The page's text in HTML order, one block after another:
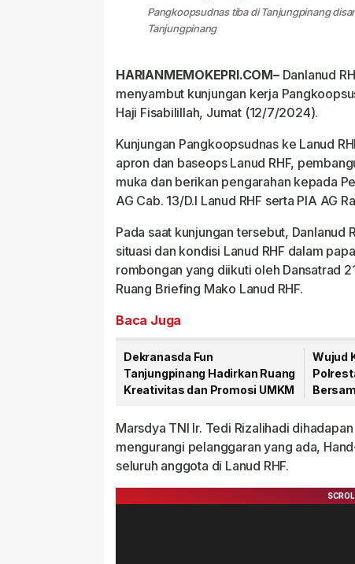
Pangkoopsudnas tiba di Tanjungpinang
Tanjungpinang
HARIANMEMOKEPRI.COM–Danlanud
menyambut kunjungan kerja
Haji Fisabilillah, Jumat (12/7/2024).
Kunjungan Pangkoopsudnas ke Lanud
apron dan baseops Lanud RHF,
muka dan berikan pengarahan kepada
AG Cab. 13/D.I Lanud RHF serta PIA AG
Pada saat kunjungan tersebut, Danlanud
situasi dan kondisi Lanud RHF dalam
rombongan yang diikuti oleh Dansatrad
Ruang Briefing Mako Lanud RHF.
Baca Juga
Dekranasda Fun
Tanjungpinang Hadirkan Ruang
Kreativitas dan Promosi UMKM
Wujud
Marsdya TNI Ir. Tedi Rizalihadi
mengurangi pelanggaran yang ada,
seluruh anggota di Lanud RHF.